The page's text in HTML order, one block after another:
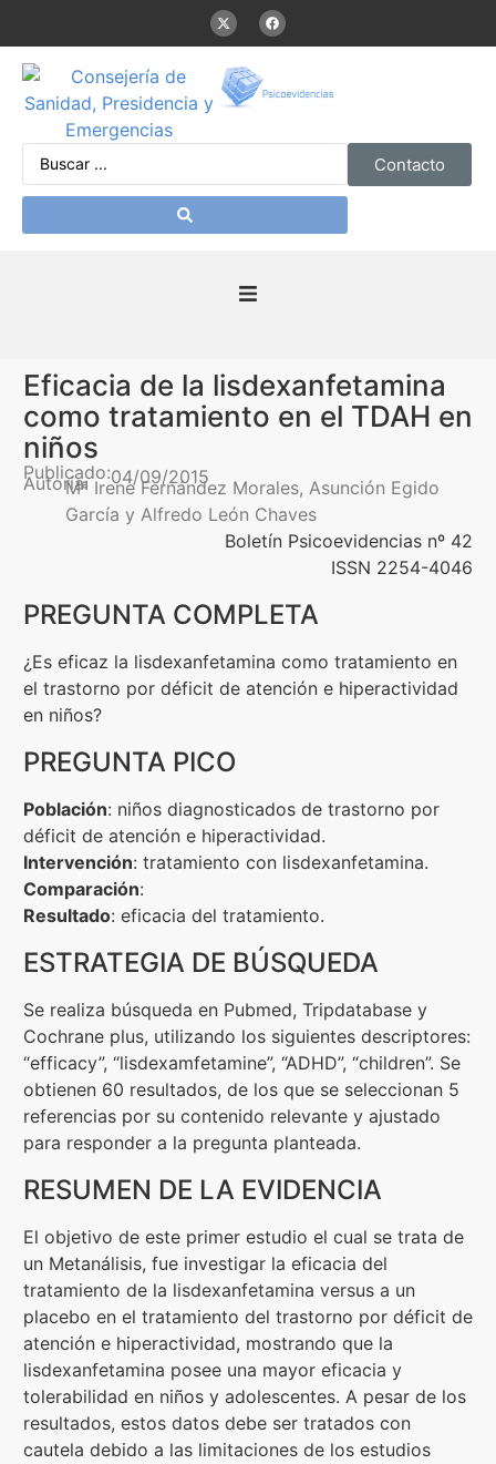
Contacto
Presentación
De interés
Contenidos Psicoevidencias
Eficacia de la lisdexanfetamina
como tratamiento en el TDAH en
niños
Publicado:04/09/2015
Autoría:Mª Irene Fernández Morales, Asunción Egido
García y Alfredo León Chaves
Boletín Psicoevidencias nº 42
ISSN 2254-4046
PREGUNTA COMPLETA
¿Es eficaz la lisdexanfetamina como tratamiento en
el trastorno por déficit de atención e hiperactividad
en niños?
PREGUNTA PICO
Población: niños diagnosticados de trastorno por
déficit de atención e hiperactividad.
Intervención: tratamiento con lisdexanfetamina.
Comparación:
Resultado: eficacia del tratamiento.
ESTRATEGIA DE BÚSQUEDA
Se realiza búsqueda en Pubmed, Tripdatabase y
Cochrane plus, utilizando los siguientes descriptores:
“efficacy”, “lisdexamfetamine”, “ADHD”, “children”. Se
obtienen 60 resultados, de los que se seleccionan 5
referencias por su contenido relevante y ajustado
para responder a la pregunta planteada.
RESUMEN DE LA EVIDENCIA
El objetivo de este primer estudio el cual se trata de
un Metanálisis, fue investigar la eficacia del
tratamiento de la lisdexanfetamina versus a un
placebo en el tratamiento del trastorno por déficit de
atención e hiperactividad, mostrando que la
lisdexanfetamina posee una mayor eficacia y
tolerabilidad en niños y adolescentes. A pesar de los
resultados, estos datos debe ser tratados con
cautela debido a las limitaciones de los estudios